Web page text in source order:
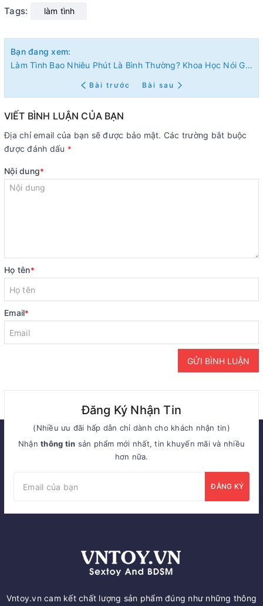
Tags: làm tình
Bạn đang xem:
Làm Tình Bao Nhiêu Phút Là Bình Thường? Khoa Học Nói Gì Về Thời Gian Quan Hệ Lý Tưởng
Bài trước Bài sau
VIẾT BÌNH LUẬN CỦA BẠN
Địa chỉ email của bạn sẽ được bảo mật. Các trường bắt buộc
được đánh dấu *
Nội dung*
Họ tên*
Email*
GỬI BÌNH LUẬN
Đăng Ký Nhận Tin
(Nhiều ưu đãi hấp dẫn chỉ dành cho khách nhận tin)
Nhậnthông tin sản phẩm mới nhất, tin khuyến mãi và nhiều
hơn nữa.
ĐĂNG KÝ
Vntoy.vn cam kết chất lượng sản phẩm đúng như những thông